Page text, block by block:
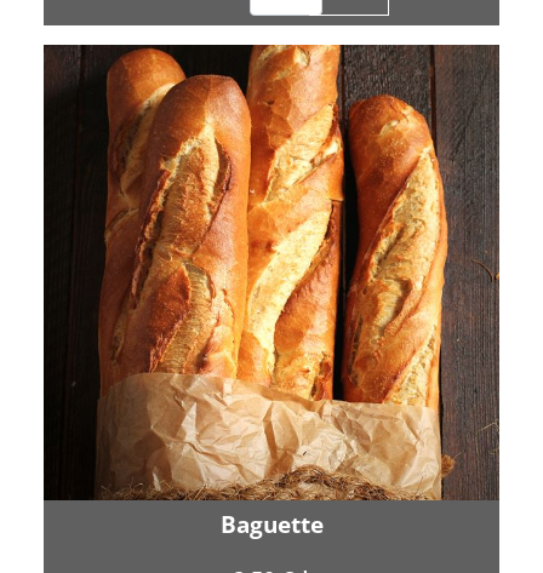
Baguette